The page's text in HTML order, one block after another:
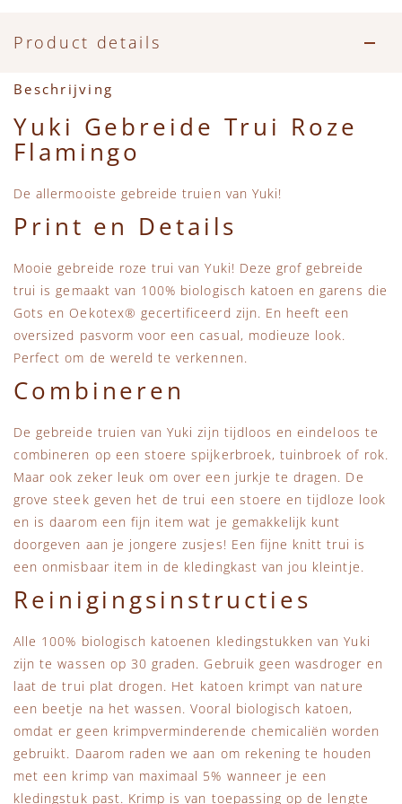
Zwemkleding
Feestkleding
Beren, Speendoekjes en Knuffeldoekjes
Verzorgingsproducten
Beren
Mini Rodini
+1 in the family
New Balance
Piupiuchick
Sproet & Sprout
Tiny Cottons
Product details
Beschrijving
Yuki Gebreide Trui Roze
Flamingo
De allermooiste gebreide truien van Yuki!
Print en Details
Mooie gebreide roze trui van Yuki! Deze grof gebreide
trui is gemaakt van 100% biologisch katoen en garens die
Gots en Oekotex® gecertificeerd zijn. En heeft een
oversized pasvorm voor een casual, modieuze look.
Perfect om de wereld te verkennen.
Combineren
De gebreide truien van Yuki zijn tijdloos en eindeloos te
combineren op een stoere spijkerbroek, tuinbroek of rok.
Maar ook zeker leuk om over een jurkje te dragen. De
grove steek geven het de trui een stoere en tijdloze look
en is daarom een fijn item wat je gemakkelijk kunt
doorgeven aan je jongere zusjes! Een fijne knitt trui is
een onmisbaar item in de kledingkast van jou kleintje.
Reinigingsinstructies
Alle 100% biologisch katoenen kledingstukken van Yuki
zijn te wassen op 30 graden. Gebruik geen wasdroger en
laat de trui plat drogen. Het katoen krimpt van nature
een beetje na het wassen. Vooral biologisch katoen,
omdat er geen krimpverminderende chemicaliën worden
gebruikt. Daarom raden we aan om rekening te houden
met een krimp van maximaal 5% wanneer je een
kledingstuk past. Krimp is van toepassing op de lengte